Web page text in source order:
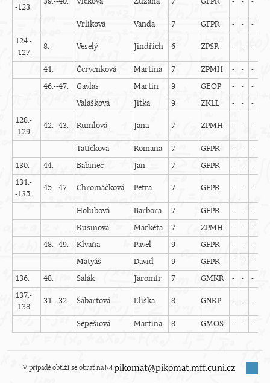
-123.
Vrlíková Vanda 7 GFPR - - -
124.-
-127.
8. Veselý Jindřich 6 ZPSR - - -
41. Červenková Martina 7 ZPMH - - -
46.--47.
Gavlas Martin 9 GEOP - - -
Valášková
Jitka 9 ZKLL - - -
128.-
-129.
42.--43. Rumlová Jana 7 ZPMH - - -
Tatíčková Romana 7 GFPR - - -
130.
44. Babinec Jan 7 GFPR - - -
131.-
-135.
45.--47. Chromáčková Petra 7 GFPR - - -
Holubová Barbora 7 GFPR - - -
Kusinová
Markéta 7 ZPMH - - -
48.--49.
Klvaňa Pavel 9 GFPR - - -
Matyáš
David 9 GFPR - - -
136.
48. Salák Jaromír 7 GMKR - - -
137.-
-138.
31.--32. Šabartová Eliška 8 GNKP - - -
Sepešiová Martina 8 GMOS - - -
V případě obtíží se obrať na